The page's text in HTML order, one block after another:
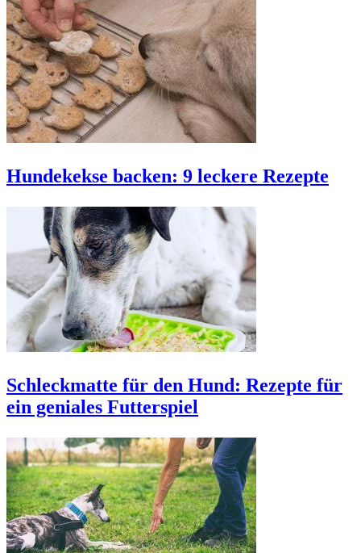
Hundekekse backen: 9 leckere Rezepte
Schleckmatte für den Hund: Rezepte für
ein geniales Futterspiel